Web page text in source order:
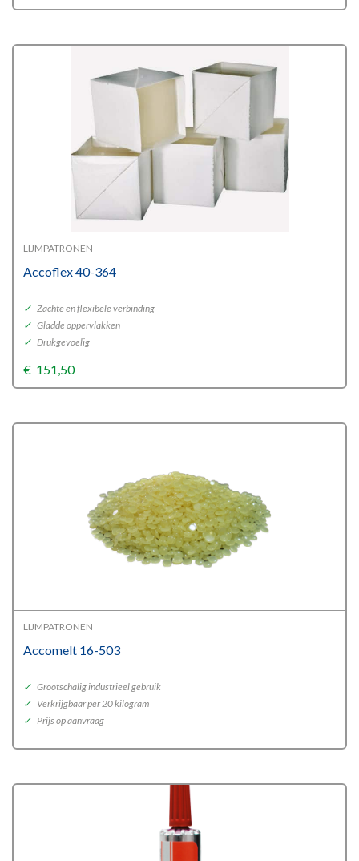
LIJMPATRONEN
Accoflex 40-364
✓ Zachte en flexibele verbinding
✓ Gladde oppervlakken
✓ Drukgevoelig
€ 151,50
LIJMPATRONEN
Accomelt 16-503
✓ Grootschalig industrieel gebruik
✓ Verkrijgbaar per 20 kilogram
✓ Prijs op aanvraag